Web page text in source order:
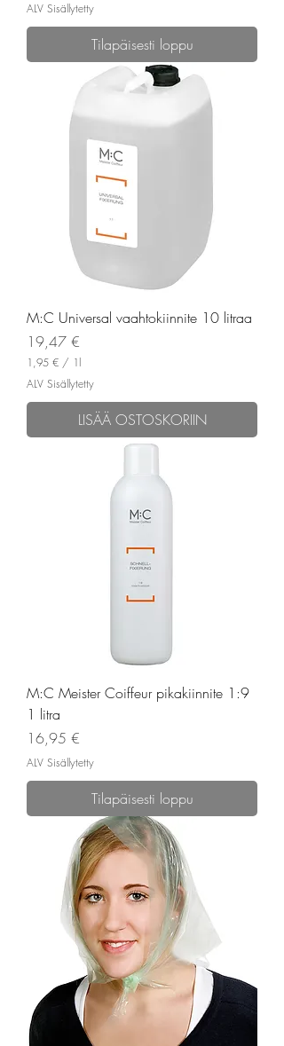
ALV Sisällytetty
Tilapäisesti loppu
M:C Universal vaahtokiinnite 10 litraa
Hinta
19,47 €
1,95 € / 1l
1
,
9
ALV Sisällytetty
LISÄÄ OSTOSKORIIN
M:C Meister Coiffeur pikakiinnite 1:9
1 litra
Hinta
16,95 €
ALV Sisällytetty
Tilapäisesti loppu